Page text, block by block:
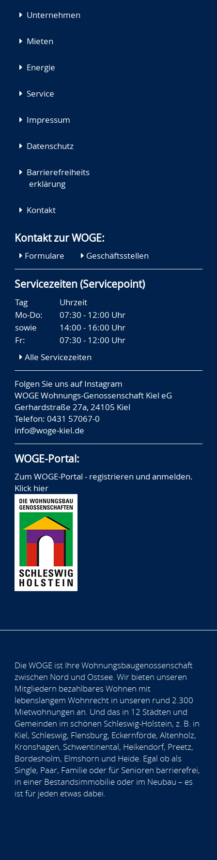
Unternehmen
Mieten
Energie
Service
Impressum
Datenschutz
Barrierefreiheits
erklärung
Kontakt
Kontakt zur WOGE:
Formulare Geschäftsstellen
Servicezeiten (Servicepoint)
Tag
Uhrzeit
Mo-Do:
07:30 - 12:00 Uhr
sowie
14:00 - 16:00 Uhr
Fr:
07:30 - 12:00 Uhr
Alle Servicezeiten
Folgen Sie uns aufInstagram
WOGE Wohnungs-Genossenschaft Kiel eG
Gerhardstraße 27a, 24105 Kiel
Telefon: 0431 57067-0
info@woge-kiel.de
WOGE-Portal:
Zum WOGE-Portal - registrieren und anmelden.
Klick hier
Die WOGE ist Ihre Wohnungsbaugenossenschaft
zwischen Nord und Ostsee. Wir bieten unseren
Mitgliedern bezahlbares Wohnen mit
lebenslangem Wohnrecht in unseren rund 2.300
Mietwohnungen an. Und das in 12 Städten und
Gemeinden im schönen Schleswig-Holstein, z. B. in
Kiel, Schleswig, Flensburg, Eckernförde, Altenholz,
Kronshagen, Schwentinental, Heikendorf, Preetz,
Bordesholm, Elmshorn und Heide. Egal ob als
Single, Paar, Familie oder für Senioren barrierefrei,
in einer Bestandsimmobilie oder im Neubau – es
ist für jeden etwas dabei.